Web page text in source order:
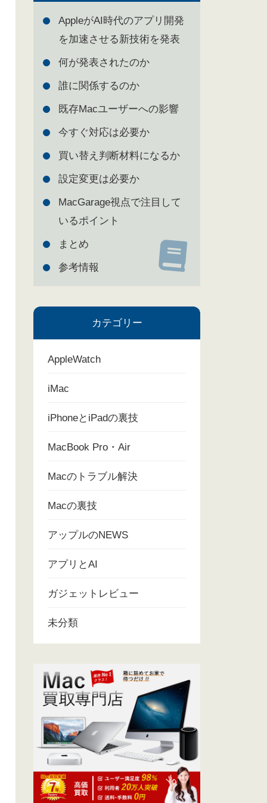
AppleがAI時代のアプリ開発
を加速させる新技術を発表
何が発表されたのか
誰に関係するのか
既存Macユーザーへの影響
今すぐ対応は必要か
買い替え判断材料になるか
設定変更は必要か
MacGarage視点で注目して
いるポイント
まとめ
参考情報
カテゴリー
AppleWatch
iMac
iPhoneとiPadの裏技
MacBook Pro・Air
Macのトラブル解決
Macの裏技
アップルのNEWS
アプリとAI
ガジェットレビュー
未分類